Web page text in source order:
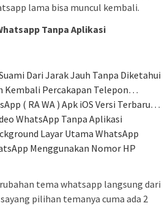
lama bisa muncul kembali.
Tanpa Aplikasi
Dari Jarak Jauh Tanpa Diketahui
Kembali Percakapan Telepon…
( RA WA ) Apk iOS Versi Terbaru…
WhatsApp Tanpa Aplikasi
Layar Utama WhatsApp
Menggunakan Nomor HP
tema whatsapp langsung dari
pilihan temanya cuma ada 2